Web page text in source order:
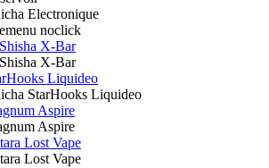
Electronique
noclick
X-Bar
X-Bar
Liquideo
StarHooks Liquideo
Aspire
Aspire
Lost Vape
Lost Vape